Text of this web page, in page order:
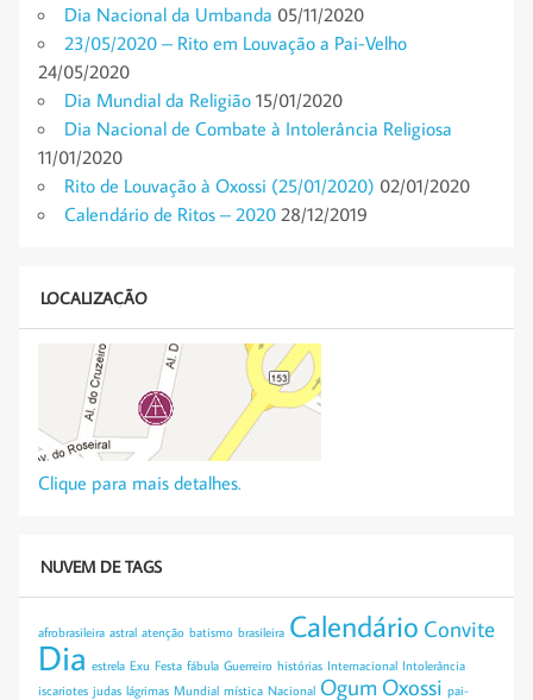
Dia Nacional da Umbanda 05/11/2020
23/05/2020 – Rito em Louvação a Pai-Velho
24/05/2020
Dia Mundial da Religião 15/01/2020
Dia Nacional de Combate à Intolerância Religiosa
11/01/2020
Rito de Louvação à Oxossi (25/01/2020) 02/01/2020
Calendário de Ritos – 2020 28/12/2019
LOCALIZAÇÃO
Clique para mais detalhes.
NUVEM DE TAGS
afrobrasileira astral atenção batismo brasileira Calendário Convite
Dia estrela Exu Festa fábula Guerreiro histórias Internacional Intolerância
iscariotes judas lágrimas Mundial mística Nacional Ogum Oxossi pai-